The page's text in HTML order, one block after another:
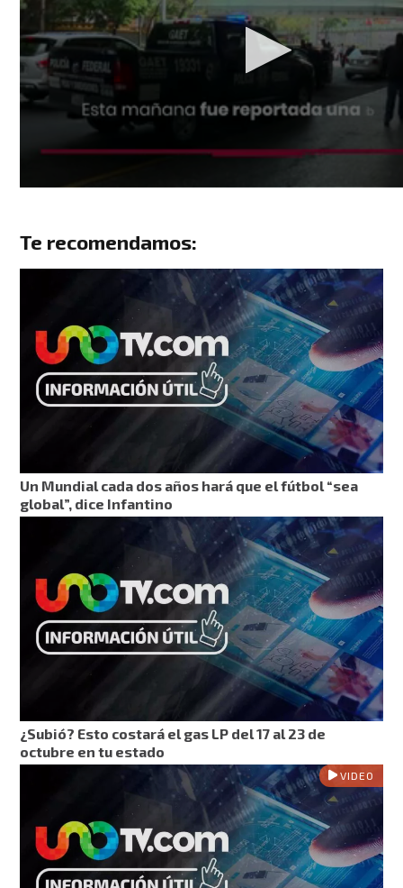
Te recomendamos:
Un Mundial cada dos años hará que el fútbol “sea
global”, dice Infantino
¿Subió? Esto costará el gas LP del 17 al 23 de
octubre en tu estado
VIDEO